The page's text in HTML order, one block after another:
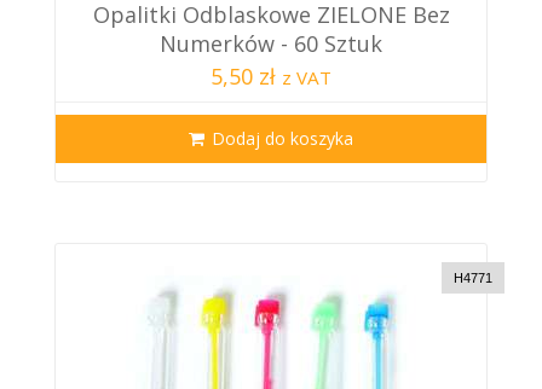
Opalitki Odblaskowe ZIELONE Bez
Numerków - 60 Sztuk
5,50 zł z VAT
Dodaj do koszyka
H4771